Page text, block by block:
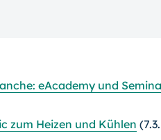
eAcademy und
zum Heizen und Kühlen